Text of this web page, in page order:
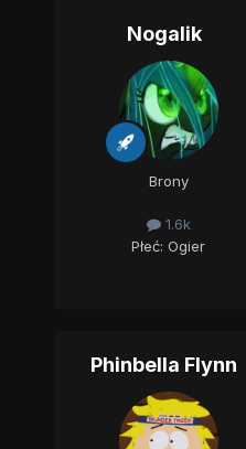
Nogalik
Brony
1.6k
Płeć: Ogier
Phinbella Flynn